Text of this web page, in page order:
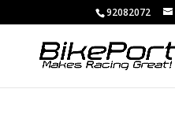
92082072